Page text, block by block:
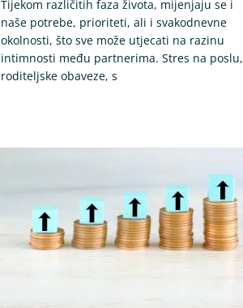
Tijekom različitih faza života, mijenjaju se i
naše potrebe, prioriteti, ali i svakodnevne
okolnosti, što sve može utjecati na razinu
intimnosti među partnerima. Stres na poslu,
roditeljske obaveze, s